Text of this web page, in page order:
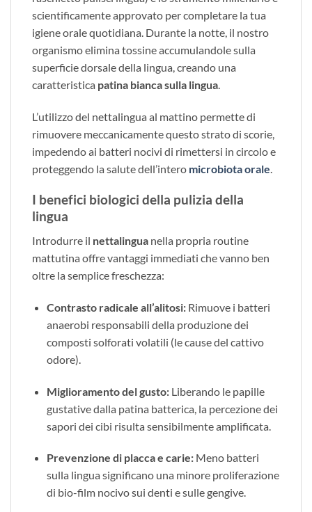
scientificamente approvato per completare la tua
igiene orale quotidiana. Durante la notte, il nostro
organismo elimina tossine accumulandole sulla
superficie dorsale della lingua, creando una
caratteristica patina bianca sulla lingua.
L’utilizzo del nettalingua al mattino permette di
rimuovere meccanicamente questo strato di scorie,
impedendo ai batteri nocivi di rimettersi in circolo e
proteggendo la salute dell’intero microbiota orale
I benefici biologici della pulizia della
lingua
Introdurre il nettalingua nella propria routine
mattutina offre vantaggi immediati che vanno ben
oltre la semplice freschezza:
Contrasto radicale all’alitosi:Rimuove i batteri
anaerobi responsabili della produzione dei
composti solforati volatili (le cause del cattivo
odore).
Miglioramento del gusto:Liberando le papille
gustative dalla patina batterica, la percezione dei
sapori dei cibi risulta sensibilmente amplificata.
Prevenzione di placca e carie:Meno batteri
sulla lingua significano una minore proliferazione
di bio-film nocivo sui denti e sulle gengive.